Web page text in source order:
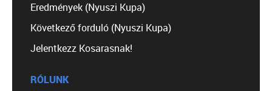
Eredmények (Nyuszi Kupa)
Következő forduló (Nyuszi Kupa)
Jelentkezz Kosarasnak!
RÓLUNK